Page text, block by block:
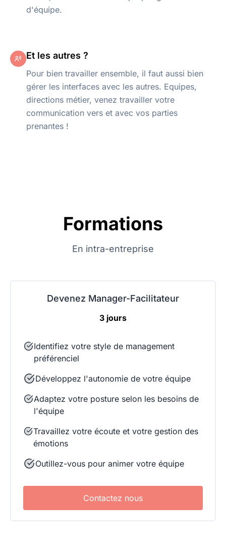
d'équipe.
Et les autres ?
Pour bien travailler ensemble, il faut aussi bien
gérer les interfaces avec les autres. Equipes,
directions métier, venez travailler votre
communication vers et avec vos parties
prenantes !
Formations
En intra-entreprise
Devenez Manager-Facilitateur
3 jours
Identifiez votre style de management
préférenciel
Développez l'autonomie de votre équipe
Adaptez votre posture selon les besoins de
l'équipe
Travaillez votre écoute et votre gestion des
émotions
Outillez-vous pour animer votre équipe
Contactez nous